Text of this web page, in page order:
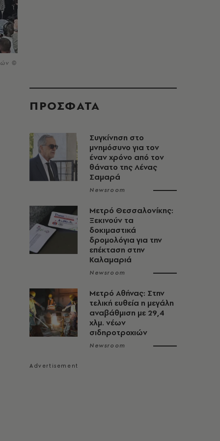
©
ΠΡΟΣΦΑΤΑ
Συγκίνηση στο
μνημόσυνο για τον
έναν χρόνο από τον
θάνατο της Λένας
Σαμαρά
Newsroom
Μετρό Θεσσαλονίκης:
Ξεκινούν τα
δοκιμαστικά
δρομολόγια για την
επέκταση στην
Καλαμαριά
Newsroom
Μετρό Αθήνας: Στην
τελική ευθεία η μεγάλη
αναβάθμιση με 29,4
χλμ. νέων
σιδηροτροχιών
Newsroom